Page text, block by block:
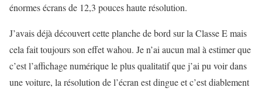
énormes écrans de 12,3 pouces haute résolution.
J’avais déjà découvert cette planche de bord sur la Classe E mais
cela fait toujours son effet wahou. Je n’ai aucun mal à estimer que
c’est l’affichage numérique le plus qualitatif que j’ai pu voir dans
une voiture, la résolution de l’écran est dingue et c’est diablement